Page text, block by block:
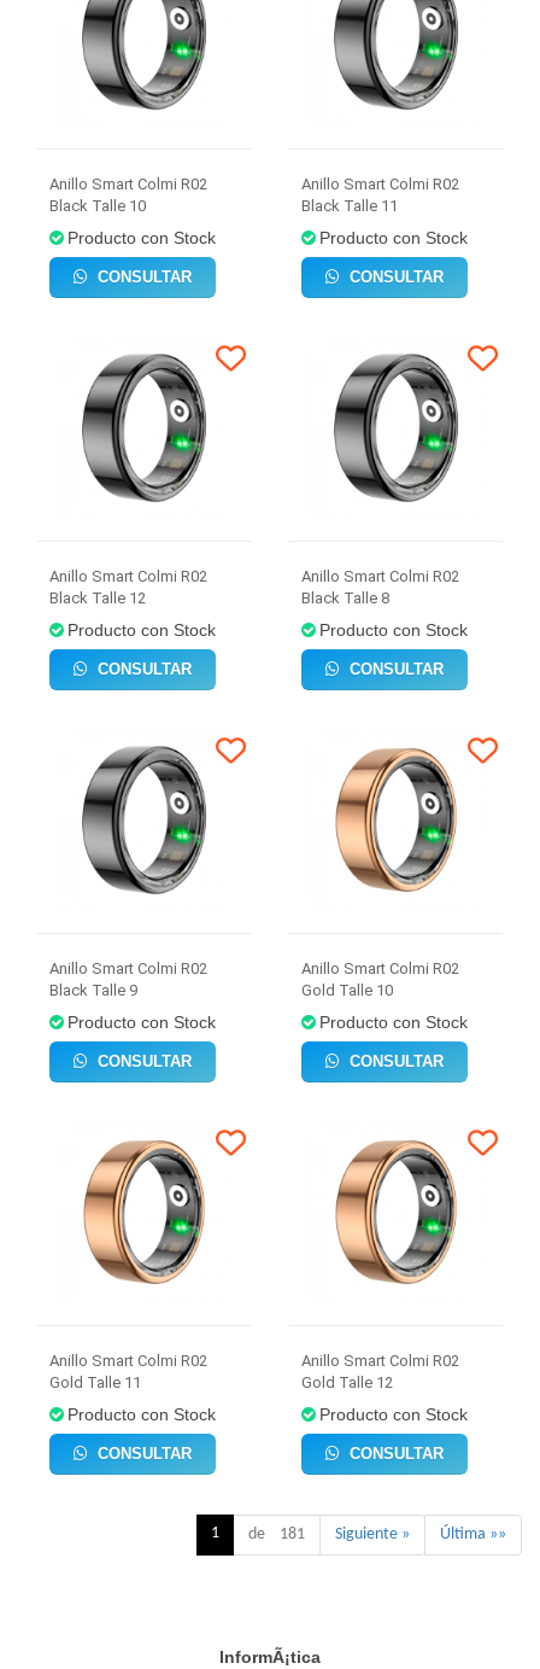
Anillo Smart Colmi R02
Black Talle 10
Producto con Stock
CONSULTAR
Anillo Smart Colmi R02
Black Talle 11
Producto con Stock
CONSULTAR
Anillo Smart Colmi R02
Black Talle 12
Producto con Stock
CONSULTAR
Anillo Smart Colmi R02
Black Talle 8
Producto con Stock
CONSULTAR
Anillo Smart Colmi R02
Black Talle 9
Producto con Stock
CONSULTAR
Anillo Smart Colmi R02
Gold Talle 10
Producto con Stock
CONSULTAR
Anillo Smart Colmi R02
Gold Talle 11
Producto con Stock
CONSULTAR
Anillo Smart Colmi R02
Gold Talle 12
Producto con Stock
CONSULTAR
1 de 181 Siguiente » Última »»
InformÃ¡tica